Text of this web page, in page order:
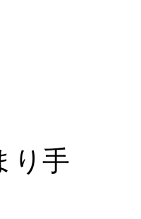
り手